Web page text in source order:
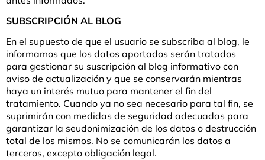
SUBSCRIPCIÓN AL BLOG
En el supuesto de que el usuario se subscriba al blog, le
informamos que los datos aportados serán tratados
para gestionar su suscripción al blog informativo con
aviso de actualización y que se conservarán mientras
haya un interés mutuo para mantener el fin del
tratamiento. Cuando ya no sea necesario para tal fin, se
suprimirán con medidas de seguridad adecuadas para
garantizar la seudonimización de los datos o destrucción
total de los mismos. No se comunicarán los datos a
terceros, excepto obligación legal.